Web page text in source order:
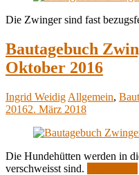
Die Zwinger sind fast
Bautagebuch
Oktober 2016
Ingrid Weidig Allgemein,
20162. März 2018
Die Hundehütten werden in
verschweisst sind.